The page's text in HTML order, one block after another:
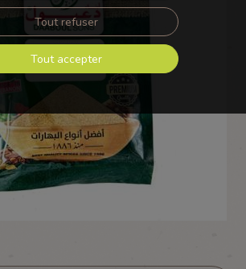
Tout refuser
Tout accepter